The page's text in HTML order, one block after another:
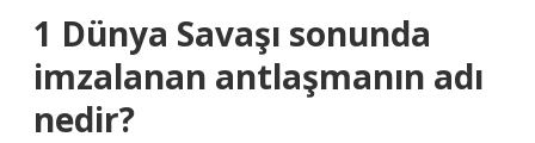
1 Dünya Savaşı sonunda
imzalanan antlaşmanın adı
nedir?